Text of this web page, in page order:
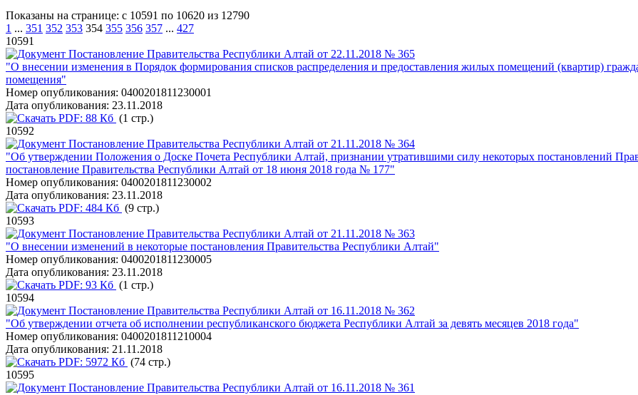
Показаны на странице: с 10591 по 10620 из 12790
1 ... 351 352 353 354 355 356 357 ... 427
10591
Постановление Правительства Республики Алтай от 22.11.2018 № 365
"О внесении изменения в Порядок формирования списков распределения и предоставления жилых помещений (квартир)
помещения"
Номер опубликования: 0400201811230001
Дата опубликования: 23.11.2018
PDF: 88 Кб (1 стр.)
10592
Постановление Правительства Республики Алтай от 21.11.2018 № 364
"Об утверждении Положения о Доске Почета Республики Алтай, признании утратившими силу некоторых постановлений
постановление Правительства Республики Алтай от 18 июня 2018 года № 177"
Номер опубликования: 0400201811230002
Дата опубликования: 23.11.2018
PDF: 484 Кб (9 стр.)
10593
Постановление Правительства Республики Алтай от 21.11.2018 № 363
"О внесении изменений в некоторые постановления Правительства Республики Алтай"
Номер опубликования: 0400201811230005
Дата опубликования: 23.11.2018
PDF: 93 Кб (1 стр.)
10594
Постановление Правительства Республики Алтай от 16.11.2018 № 362
"Об утверждении отчета об исполнении республиканского бюджета Республики Алтай за девять месяцев 2018 года"
Номер опубликования: 0400201811210004
Дата опубликования: 21.11.2018
PDF: 5972 Кб (74 стр.)
10595
Постановление Правительства Республики Алтай от 16.11.2018 № 361